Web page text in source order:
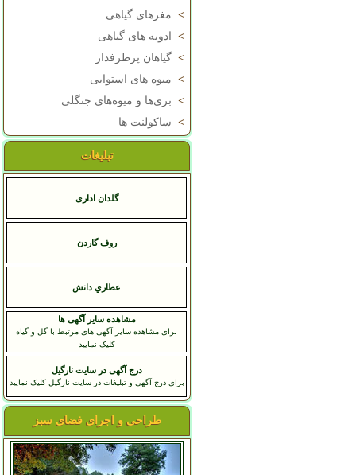
> مغزهای گیاهی
>
ادویه های گیاهی
> گیاهان پرطرفدار
> میوه های استوایی
> بری‌ها و میوه‌های جنگلی
> ساکولنت ها
تبلیغات
گلدان اداری
روف گاردن
عطاري دانش
مشاهده سایر آگهی ها
برای مشاهده سایر آگهی های مرتبط با گل و گیاه
کلیک نمایید
درج آگهی در سایت نارگیل
برای درج آگهی و تبلیغات در سایت نارگیل کلیک نمایید
طراحی و اجرای فضای سبز